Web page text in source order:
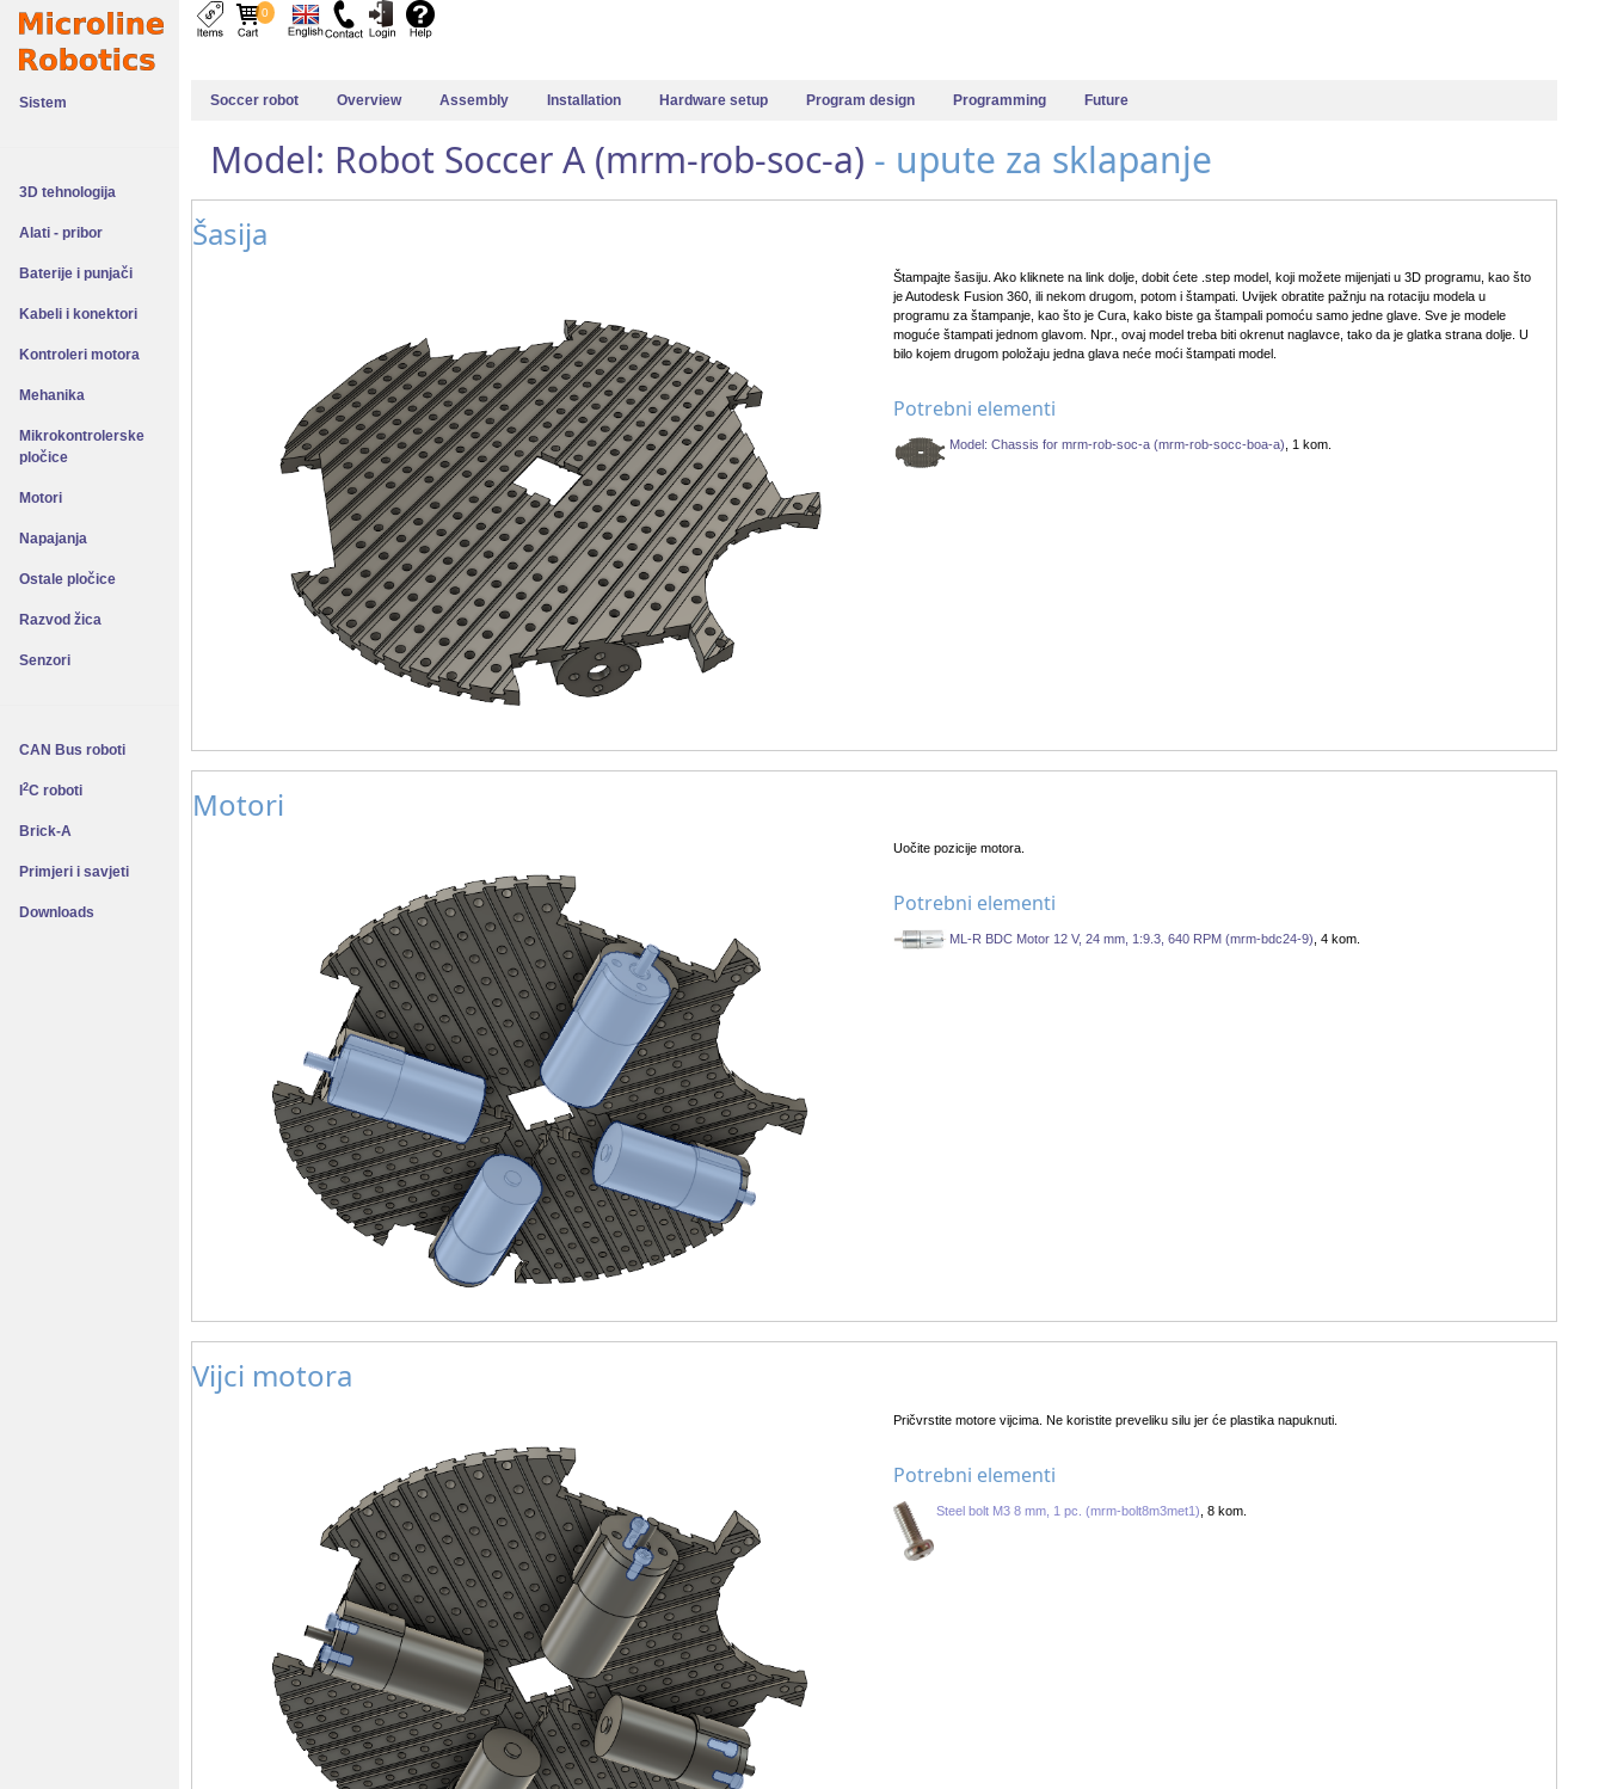
Sistem
3D tehnologija
Alati - pribor
Baterije i punjači
Kabeli i konektori
Kontroleri motora
Mehanika
Mikrokontrolerske
pločice
Motori
Napajanja
Ostale pločice
Razvod žica
Senzori
CAN Bus roboti
2C roboti
Brick-A
Primjeri i savjeti
Downloads
0
Soccer robot Overview Assembly Installation Hardware setup Program design Programming Future
Model: Robot Soccer A (mrm-rob-soc-a) - upute za sklapanje
Šasija
Štampajte šasiju. Ako kliknete na link dolje, dobit ćete .step model, koji možete mijenjati u 3D programu, kao što
je Autodesk Fusion 360, ili nekom drugom, potom i štampati. Uvijek obratite pažnju na rotaciju modela u
programu za štampanje, kao što je Cura, kako biste ga štampali pomoću samo jedne glave. Sve je modele
moguće štampati jednom glavom. Npr., ovaj model treba biti okrenut naglavce, tako da je glatka strana dolje. U
bilo kojem drugom položaju jedna glava neće moći štampati model.
Potrebni elementi
Model: Chassis for mrm-rob-soc-a (mrm-rob-socc-boa-a) , 1 kom.
Motori
Uočite pozicije motora.
Potrebni elementi
ML-R BDC Motor 12 V, 24 mm, 1:9.3, 640 RPM (mrm-bdc24-9) , 4 kom.
Vijci motora
Pričvrstite motore vijcima. Ne koristite preveliku silu jer će plastika napuknuti.
Potrebni elementi
Steel bolt M3 8 mm, 1 pc. (mrm-bolt8m3met1) , 8 kom.